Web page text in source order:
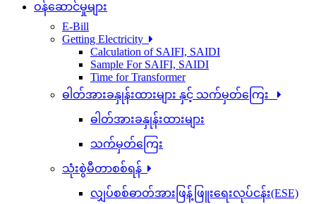
ဝန်ဆောင်မှုများ
E-Bill
Getting Electricity
Calculation of SAIFI, SAIDI
Sample For SAIFI, SAIDI
Time for Transformer
ဓါတ်အားခနှုန်းထားများ နှင့် သက်မှတ်ကြေး
ဓါတ်အားခနှုန်းထားများ
သက်မှတ်ကြေး
သုံးစွဲမီတာစစ်ရန်
လျှပ်စစ်ဓာတ်အားဖြန့်ဖြူးရေးလုပ်ငန်း(ESE)